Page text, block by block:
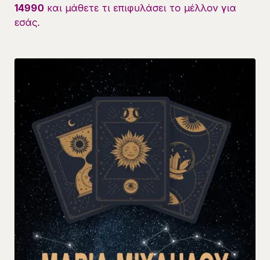
14990 και μάθετε τι επιφυλάσει το μέλλον για
εσάς.